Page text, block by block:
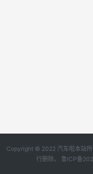
Copyright © 2022 汽车啦本站所
行删除。 鲁ICP备